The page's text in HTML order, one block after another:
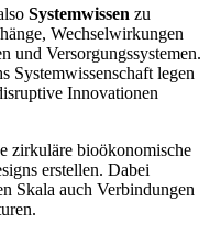
Systemwissen zu
Wechselwirkungen
und Versorgungssystemen.
Systemwissenschaft legen
Innovationen
zirkuläre bioökonomische
erstellen. Dabei
Skala auch Verbindungen